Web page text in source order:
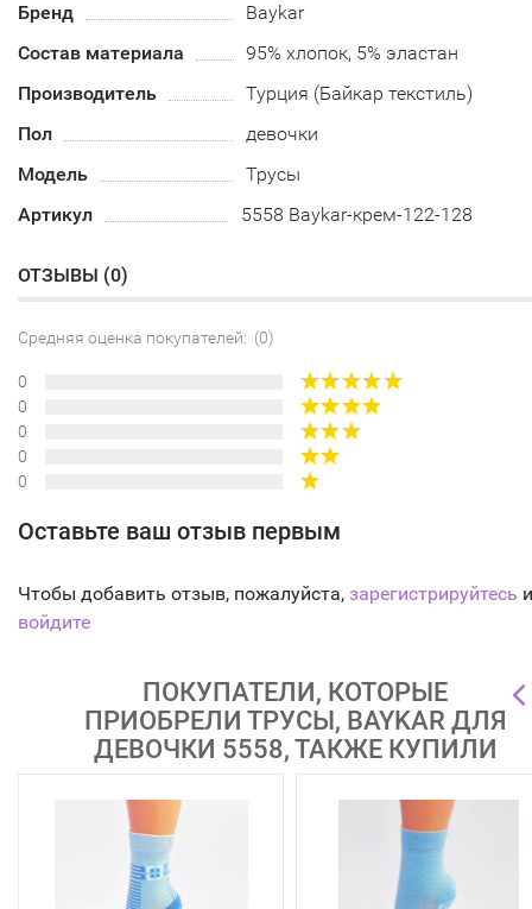
Бренд
Baykar
Состав материала
95% хлопок, 5% эластан
Производитель
Турция (Байкар текстиль)
Пол
девочки
Модель
Трусы
Артикул
5558 Baykar-крем-122-128
ОТЗЫВЫ (0)
Средняя оценка покупателей: (0)
0
0
0
0
0
Оставьте ваш отзыв первым
Чтобы добавить отзыв, пожалуйста, зарегистрируйтесь
войдите
ПОКУПАТЕЛИ, КОТОРЫЕ
ПРИОБРЕЛИ ТРУСЫ, BAYKAR ДЛЯ
ДЕВОЧКИ 5558, ТАКЖЕ КУПИЛИ